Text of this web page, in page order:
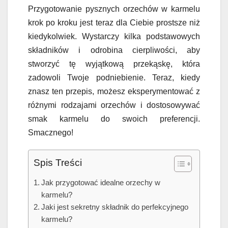
Przygotowanie pysznych orzechów w karmelu
krok po kroku jest teraz dla Ciebie prostsze niż
kiedykolwiek. Wystarczy kilka podstawowych
składników i odrobina cierpliwości, aby
stworzyć tę wyjątkową przekąskę, która
zadowoli Twoje podniebienie. Teraz, kiedy
znasz ten przepis, możesz eksperymentować z
różnymi rodzajami orzechów i dostosowywać
smak karmelu do swoich preferencji.
Smacznego!
Spis Treści
Jak przygotować idealne orzechy w
karmelu?
Jaki jest sekretny składnik do perfekcyjnego
karmelu?